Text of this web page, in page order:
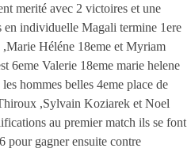
merité avec 2 victoires et une
en individuelle Magali termine 1ere
Héléne 18eme et Myriam
6eme Valerie 18eme marie helene
hommes belles 4eme place de
,Sylvain Koziarek et Noel
au premier match ils se font
pour gagner ensuite contre